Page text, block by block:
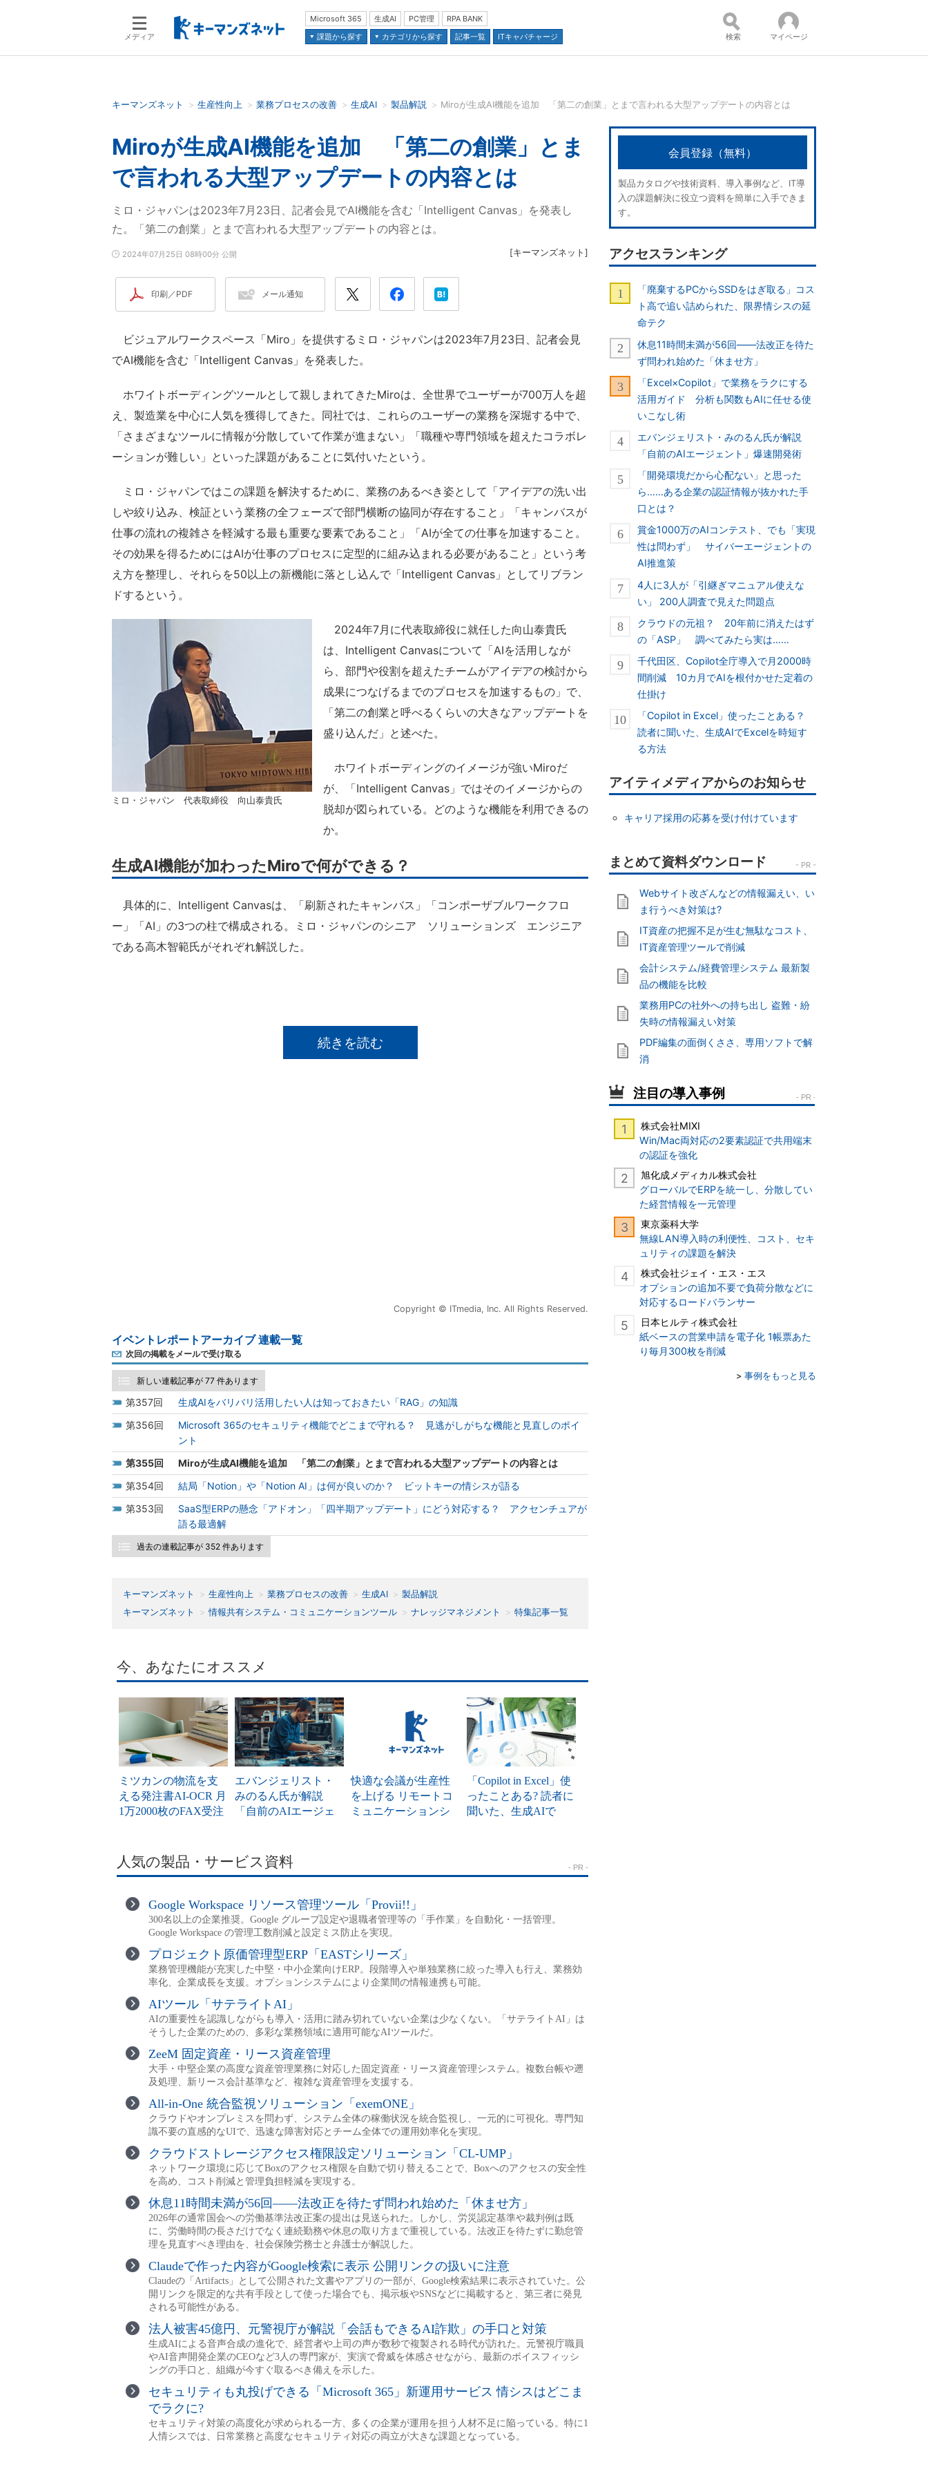
メディア
Microsoft 365 生成AI PC管理
RPA BANK
課題から探す
カテゴリから探す 記事一覧 ITキャパチャージ
検索語を入力してください コンテンツ：
並び順：
検索 マイページ
キーマンズネット 生産性向上 業務プロセスの改善 生成AI 製品解説 Miroが生成AI機能を追加 「第二の創業」とまで言われる大型アップデートの内容とは
Miroが生成AI機能を追加 「第二の創業」とま
で言われる大型アップデートの内容とは
ミロ・ジャパンは2023年7月23日、記者会見でAI機能を含む「Intelligent Canvas」を発表し
た。「第二の創業」とまで言われる大型アップデートの内容とは。
2024年07月25日 08時00分 公開 [キーマンズネット ]
印刷／PDF メール通知
ビジュアルワークスペース「Miro」を提供するミロ・ジャパンは2023年7月23日、記者会見
でAI機能を含む「Intelligent Canvas」を発表した。
ホワイトボーディングツールとして親しまれてきたMiroは、全世界でユーザーが700万人を超
え、製造業を中心に人気を獲得してきた。同社では、これらのユーザーの業務を深堀する中で、
「さまざまなツールに情報が分散していて作業が進まない」「職種や専門領域を超えたコラボレ
ーションが難しい」といった課題があることに気付いたという。
ミロ・ジャパンではこの課題を解決するために、業務のあるべき姿として「アイデアの洗い出
しや絞り込み、検証という業務の全フェーズで部門横断の協同が存在すること」「キャンバスが
仕事の流れの複雑さを軽減する最も重要な要素であること」「AIが全ての仕事を加速すること。
その効果を得るためにはAIが仕事のプロセスに定型的に組み込まれる必要があること」という考
え方を整理し、それらを50以上の新機能に落とし込んで「Intelligent Canvas」としてリブラン
ドするという。
ミロ・ジャパン 代表取締役 向山泰貴氏
2024年7月に代表取締役に就任した向山泰貴氏
は、Intelligent Canvasについて「AIを活用しなが
ら、部門や役割を超えたチームがアイデアの検討から
成果につなげるまでのプロセスを加速するもの」で、
「第二の創業と呼べるくらいの大きなアップデートを
盛り込んだ」と述べた。
ホワイトボーディングのイメージが強いMiroだ
が、「Intelligent Canvas」ではそのイメージからの
脱却が図られている。どのような機能を利用できるの
か。
生成AI機能が加わったMiroで何ができる？
具体的に、Intelligent Canvasは、「刷新されたキャンバス」「コンポーザブルワークフロ
ー」「AI」の3つの柱で構成される。ミロ・ジャパンのシニア ソリューションズ エンジニア
である高木智範氏がそれぞれ解説した。
続きを読む
Copyright © ITmedia, Inc. All Rights Reserved.
イベントレポートアーカイブ 連載一覧
次回の掲載をメールで受け取る
新しい連載記事が 77 件あります
357
生成AIをバリバリ活用したい人は知っておきたい「RAG」の知識
356
Microsoft 365のセキュリティ機能でどこまで守れる？ 見逃がしがちな機能と見直しのポイ
ント
355
Miroが生成AI機能を追加 「第二の創業」とまで言われる大型アップデートの内容とは
354
結局「Notion」や「Notion AI」は何が良いのか？ ビットキーの情シスが語る
353
SaaS型ERPの懸念「アドオン」「四半期アップデート」にどう対応する？ アクセンチュアが
語る最適解
過去の連載記事が 352 件あります
キーマンズネット 生産性向上 業務プロセスの改善 生成AI
製品解説
キーマンズネット
情報共有システム・コミュニケーションツール ナレッジマネジメント 特集記事一覧
会員登録（無料）
製品カタログや技術資料、導入事例など、IT導
入の課題解決に役立つ資料を簡単に入手できま
す。
アクセスランキング
「廃棄するPCからSSDをはぎ取る」コス
ト高で追い詰められた、限界情シスの延
命テク
休息11時間未満が56回――法改正を待た
ず問われ始めた「休ませ方」
「Excel×Copilot」で業務をラクにする
活用ガイド 分析も関数もAIに任せる使
いこなし術
エバンジェリスト・みのるん氏が解説
「自前のAIエージェント」爆速開発術
「開発環境だから心配ない」と思った
ら……ある企業の認証情報が抜かれた手
口とは？
賞金1000万のAIコンテスト、でも「実現
性は問わず」 サイバーエージェントの
AI推進策
4人に3人が「引継ぎマニュアル使えな
い」 200人調査で見えた問題点
クラウドの元祖？ 20年前に消えたはず
の「ASP」 調べてみたら実は……
千代田区、Copilot全庁導入で月2000時
間削減 10カ月でAIを根付かせた定着の
仕掛け
「Copilot in Excel」使ったことある？
読者に聞いた、生成AIでExcelを時短す
る方法
アイティメディアからのお知らせ
キャリア採用の応募を受け付けています
Webサイト改ざんなどの情報漏えい、い
ま行うべき対策は?
IT資産の把握不足が生む無駄なコスト、
IT資産管理ツールで削減
会計システム/経費管理システム 最新製
品の機能を比較
業務用PCの社外への持ち出し 盗難・紛
失時の情報漏えい対策
PDF編集の面倒くささ、専用ソフトで解
消